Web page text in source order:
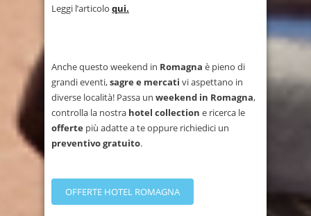
Leggi l’articolo qui.
Anche questo weekend in Romagna è pieno di
grandi eventi,sagre e mercati vi aspettano in
diverse località! Passa un weekend in Romagna,
controlla la nostra hotel collection e ricerca le
offerte più adatte a te oppure richiedici un
preventivo gratuito.
OFFERTE HOTEL ROMAGNA